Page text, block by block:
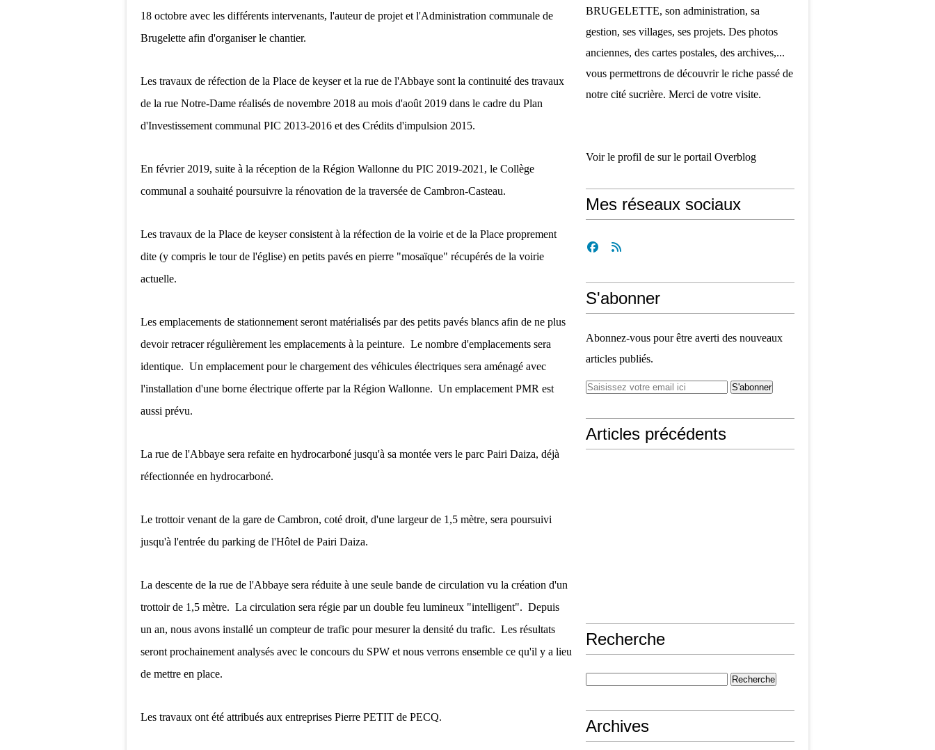
18 octobre avec les différents intervenants, l'auteur de projet et l'Administration communale de
Brugelette afin d'organiser le chantier.
Les travaux de réfection de la Place de keyser et la rue de l'Abbaye sont la continuité des travaux
de la rue Notre-Dame réalisés de novembre 2018 au mois d'août 2019 dans le cadre du Plan
d'Investissement communal PIC 2013-2016 et des Crédits d'impulsion 2015.
En février 2019, suite à la réception de la Région Wallonne du PIC 2019-2021, le Collège
communal a souhaité poursuivre la rénovation de la traversée de Cambron-Casteau.
Les travaux de la Place de keyser consistent à la réfection de la voirie et de la Place proprement
dite (y compris le tour de l'église) en petits pavés en pierre "mosaïque" récupérés de la voirie
actuelle.
Les emplacements de stationnement seront matérialisés par des petits pavés blancs afin de ne plus
devoir retracer régulièrement les emplacements à la peinture. Le nombre d'emplacements sera
identique. Un emplacement pour le chargement des véhicules électriques sera aménagé avec
l'installation d'une borne électrique offerte par la Région Wallonne. Un emplacement PMR est
aussi prévu.
La rue de l'Abbaye sera refaite en hydrocarboné jusqu'à sa montée vers le parc Pairi Daiza, déjà
réfectionnée en hydrocarboné.
Le trottoir venant de la gare de Cambron, coté droit, d'une largeur de 1,5 mètre, sera poursuivi
jusqu'à l'entrée du parking de l'Hôtel de Pairi Daiza.
La descente de la rue de l'Abbaye sera réduite à une seule bande de circulation vu la création d'un
trottoir de 1,5 mètre. La circulation sera régie par un double feu lumineux "intelligent". Depuis
un an, nous avons installé un compteur de trafic pour mesurer la densité du trafic. Les résultats
seront prochainement analysés avec le concours du SPW et nous verrons ensemble ce qu'il y a lieu
de mettre en place.
Les travaux ont été attribués aux entreprises Pierre PETIT de PECQ.
BRUGELETTE, son administration, sa
gestion, ses villages, ses projets. Des photos
anciennes, des cartes postales, des archives,...
vous permettrons de découvrir le riche passé de
notre cité sucrière. Merci de votre visite.
Voir le profil de sur le portail Overblog
Mes réseaux sociaux
S'abonner
Abonnez-vous pour être averti des nouveaux
articles publiés.
Articles précédents
Recherche
Archives